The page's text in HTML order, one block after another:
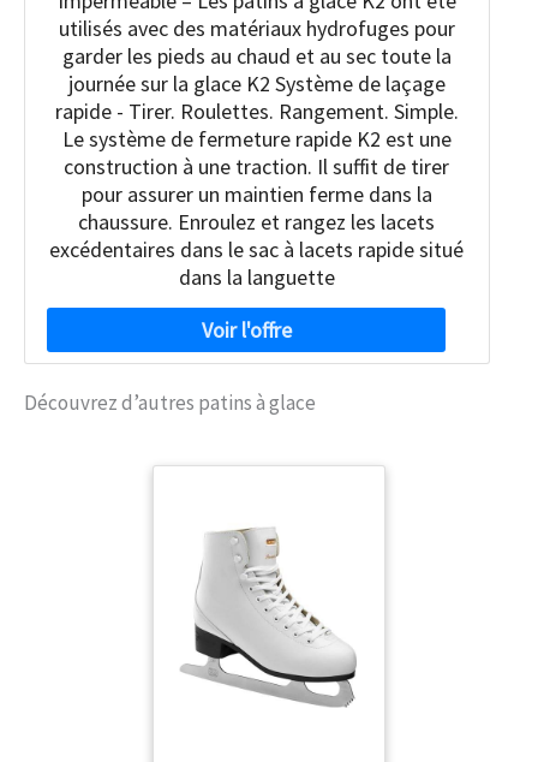
utilisés avec des matériaux hydrofuges pour
garder les pieds au chaud et au sec toute la
journée sur la glace K2 Système de laçage
rapide - Tirer. Roulettes. Rangement. Simple.
Le système de fermeture rapide K2 est une
construction à une traction. Il suffit de tirer
pour assurer un maintien ferme dans la
chaussure. Enroulez et rangez les lacets
excédentaires dans le sac à lacets rapide situé
dans la languette
Découvrez d’autres patins à glace